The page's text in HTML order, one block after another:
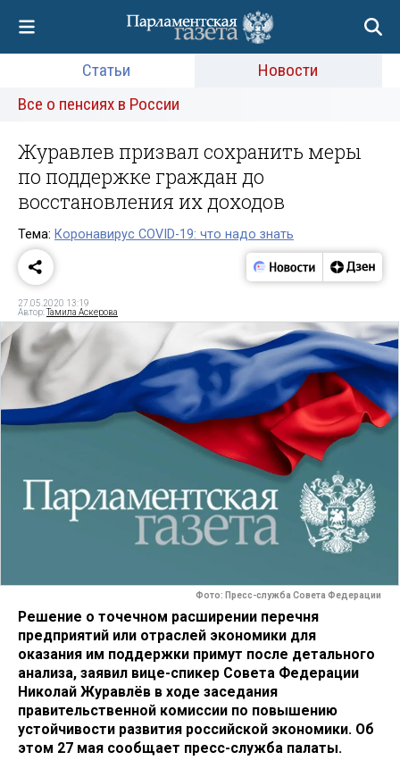
Статьи
Новости
Все о пенсиях в России
Журавлев призвал сохранить меры
по поддержке граждан до
восстановления их доходов
Тема: Коронавирус COVID-19: что надо знать
27.05.2020 13:19
Автор:Тамила Аскерова
Фото: Пресс-служба Совета Федерации
Решение о точечном расширении перечня
предприятий или отраслей экономики для
оказания им поддержки примут после детального
анализа, заявил вице-спикер Совета Федерации
Николай Журавлёв в ходе заседания
правительственной комиссии по повышению
устойчивости развития российской экономики. Об
этом 27 мая сообщает пресс-служба палаты.